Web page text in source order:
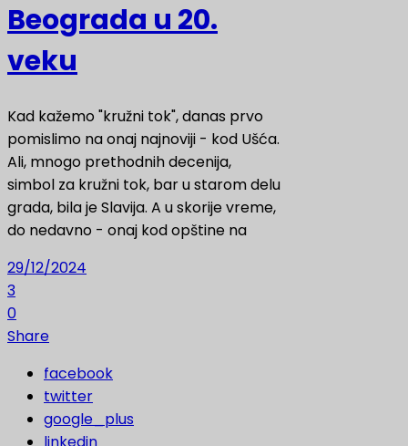
Beograda u 20.
veku
Kad kažemo "kružni tok", danas prvo
pomislimo na onaj najnoviji - kod Ušća.
Ali, mnogo prethodnih decenija,
simbol za kružni tok, bar u starom delu
grada, bila je Slavija. A u skorije vreme,
do nedavno - onaj kod opštine na
29/12/2024
3
0
Share
facebook
twitter
google_plus